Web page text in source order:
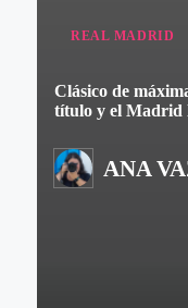
REAL MADRID
Clásico de
título y el Madrid
ANA